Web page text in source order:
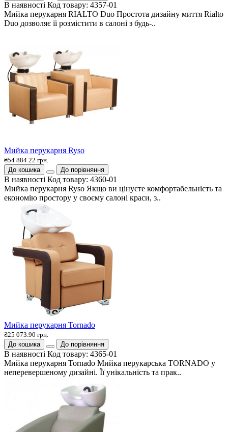
В наявності Код товару: 4357-01
Мийка перукарня RIALTO Duo Простота дизайну миття Rialto
Duo дозволяє її розмістити в салоні з будь-..
Мийка перукарня Ryso
₴54 884.22 грн.
До кошика
До порівняння
В наявності Код товару: 4360-01
Мийка перукарня Ryso Якщо ви цінуєте комфортабельність та
економію простору у своєму салоні краси, з..
Мийка перукарня Tornado
₴25 073.90 грн.
До кошика
До порівняння
В наявності Код товару: 4365-01
Мийка перукарня Tornado Мийка перукарська TORNADO у
неперевершеному дизайні. Її унікальність та прак..